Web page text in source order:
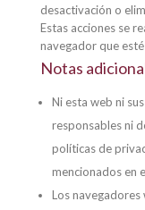
desactivación o
Estas acciones se
navegador que
Notas
Ni esta web ni
responsables ni
políticas de
mencionados en
Los navegadores